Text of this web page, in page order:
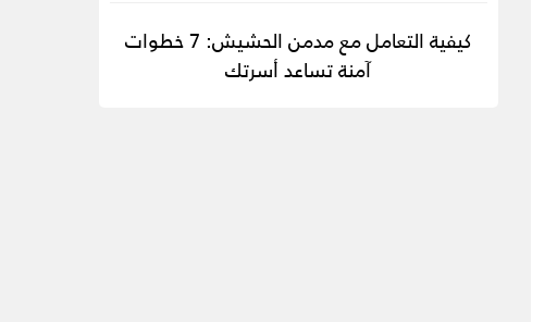
كيفية التعامل مع مدمن الحشيش: 7 خطوات
آمنة تساعد أسرتك